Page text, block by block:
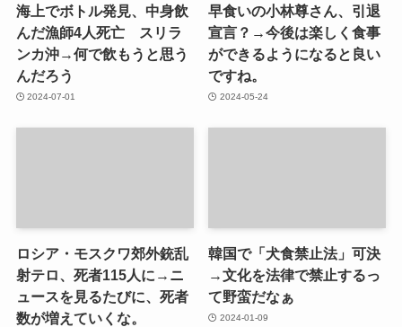
海上でボトル発見、中身飲
んだ漁師4人死亡 スリラ
ンカ沖→何で飲もうと思う
んだろう
2024-07-01
早食いの小林尊さん、引退
宣言？→今後は楽しく食事
ができるようになると良い
ですね。
2024-05-24
ロシア・モスクワ郊外銃乱
射テロ、死者115人に→ニ
ュースを見るたびに、死者
数が増えていくな。
韓国で「犬食禁止法」可決
→文化を法律で禁止するっ
て野蛮だなぁ
2024-01-09